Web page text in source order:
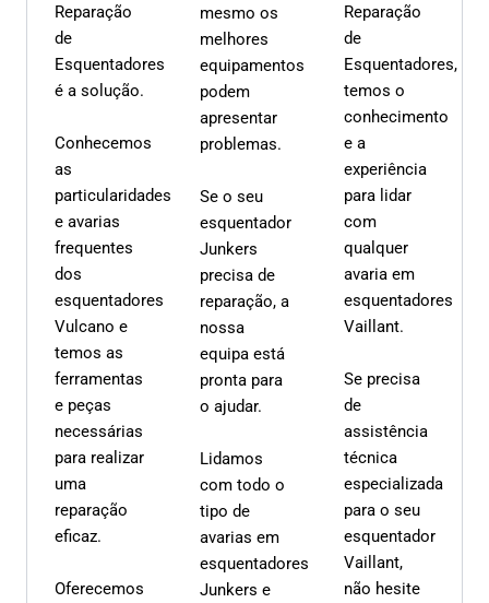
Reparação
de
Esquentadores
é a solução.
Conhecemos
as
particularidades
e avarias
frequentes
dos
esquentadores
Vulcano e
temos as
ferramentas
e peças
necessárias
para realizar
uma
reparação
eficaz.
Oferecemos
mesmo os
melhores
equipamentos
podem
apresentar
problemas.
Se o seu
esquentador
Junkers
precisa de
reparação, a
nossa
equipa está
pronta para
o ajudar.
Lidamos
com todo o
tipo de
avarias em
esquentadores
Junkers e
Reparação
de
Esquentadores,
temos o
conhecimento
e a
experiência
para lidar
com
qualquer
avaria em
esquentadores
Vaillant.
Se precisa
de
assistência
técnica
especializada
para o seu
esquentador
Vaillant,
não hesite